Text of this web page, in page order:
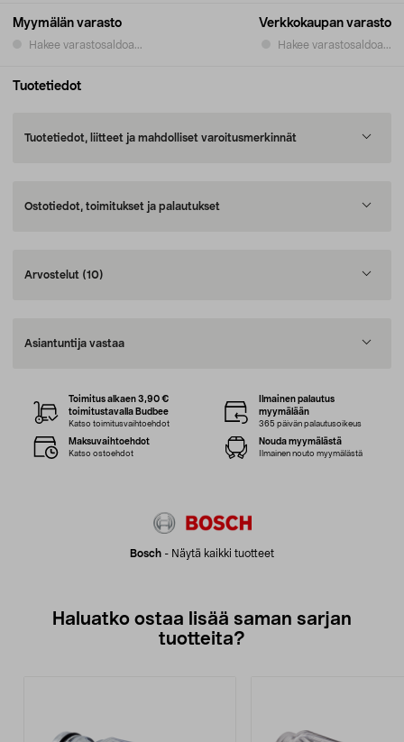
Myymälän varasto
Hakee varastosaldoa...
Verkkokaupan varasto
Hakee varastosaldoa...
Tuotetiedot
Tuotetiedot, liitteet ja mahdolliset varoitusmerkinnät
Ostotiedot, toimitukset ja palautukset
Arvostelut (10)
Asiantuntija vastaa
Bosch - Näytä kaikki tuotteet
Toimitus alkaen 3,90 €
toimitustavalla Budbee
Katso toimitusvaihtoehdot
Ilmainen palautus
myymälään
365 päivän palautusoikeus
Maksuvaihtoehdot
Katso ostoehdot
Nouda myymälästä
Ilmainen nouto myymälästä
Haluatko ostaa lisää saman sarjan
tuotteita?